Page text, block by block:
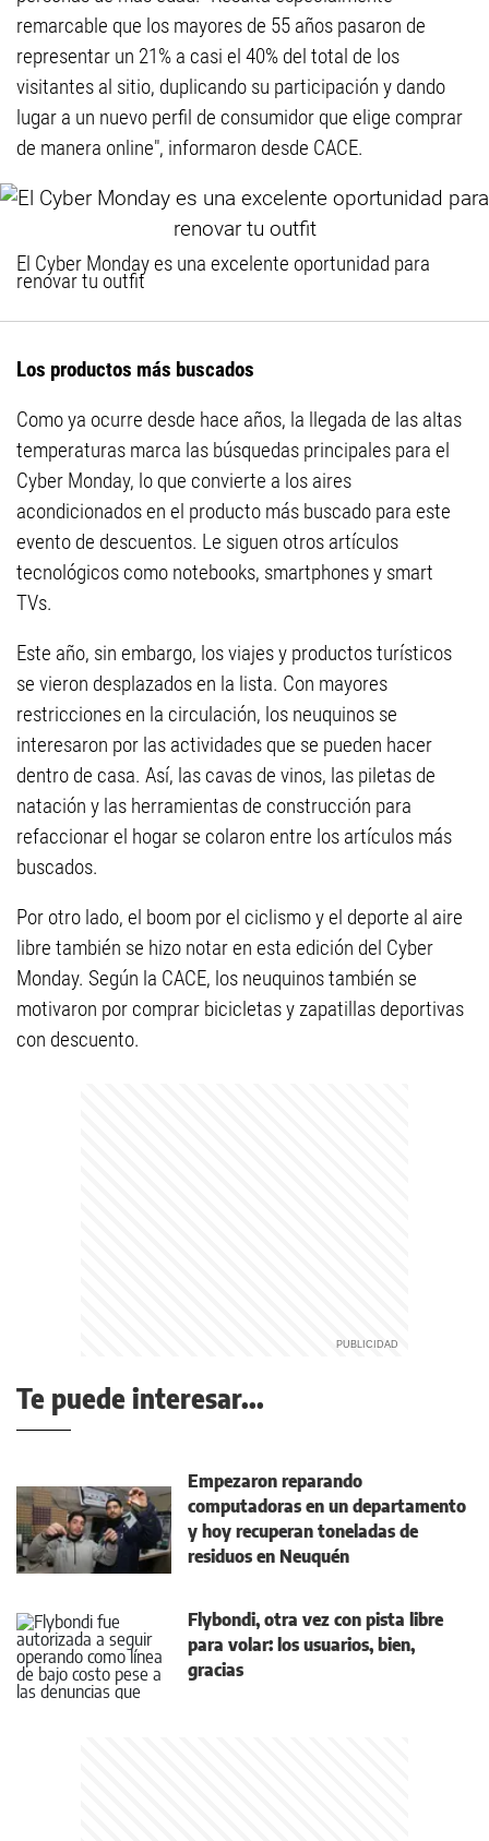
remarcable que los mayores de 55 años pasaron de
representar un 21% a casi el 40% del total de los
visitantes al sitio, duplicando su participación y dando
lugar a un nuevo perfil de consumidor que elige comprar
de manera online", informaron desde CACE.
El Cyber Monday es una excelente oportunidad para
renovar tu outfit
Los productos más buscados
Como ya ocurre desde hace años, la llegada de las altas
temperaturas marca las búsquedas principales para el
Cyber Monday, lo que convierte a los aires
acondicionados en el producto más buscado para este
evento de descuentos. Le siguen otros artículos
tecnológicos como notebooks, smartphones y smart
TVs.
Este año, sin embargo, los viajes y productos turísticos
se vieron desplazados en la lista. Con mayores
restricciones en la circulación, los neuquinos se
interesaron por las actividades que se pueden hacer
dentro de casa. Así, las cavas de vinos, las piletas de
natación y las herramientas de construcción para
refaccionar el hogar se colaron entre los artículos más
buscados.
Por otro lado, el boom por el ciclismo y el deporte al aire
libre también se hizo notar en esta edición del Cyber
Monday. Según la CACE, los neuquinos también se
motivaron por comprar bicicletas y zapatillas deportivas
con descuento.
Te puede interesar...
Empezaron reparando
computadoras en un departamento
y hoy recuperan toneladas de
residuos en Neuquén
Flybondi, otra vez con pista libre
para volar: los usuarios, bien,
gracias